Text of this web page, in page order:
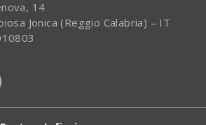
14
Jonica (Reggio Calabria) – IT